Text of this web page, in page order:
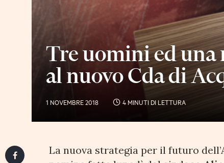
Tre uomini ed una
al nuovo Cda di
1 NOVEMBRE 2018 4 MINUTI DI LETTURA
La nuova strategia per il futuro